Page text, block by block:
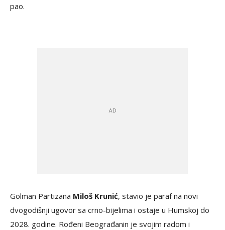
pao.
Golman Partizana Miloš Krunić, stavio je paraf na novi
dvogodišnji ugovor sa crno-bijelima i ostaje u Humskoj do
2028. godine. Rođeni Beograđanin je svojim radom i